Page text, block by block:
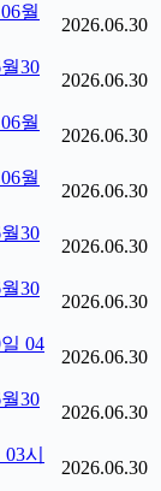
월
2026.06.30
30
2026.06.30
월
2026.06.30
월
2026.06.30
30
2026.06.30
30
2026.06.30
04
2026.06.30
30
2026.06.30
시
2026.06.30